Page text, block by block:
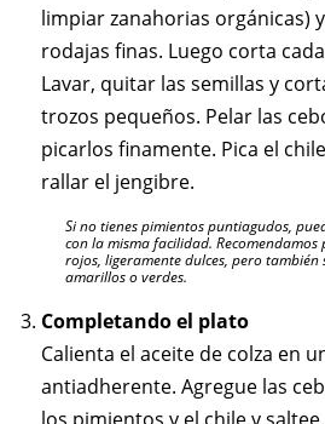
limpiar zanahorias orgánicas)
rodajas finas. Luego corta
Lavar, quitar las semillas y
trozos pequeños. Pelar las
picarlos finamente. Pica el
rallar el jengibre.
Si no tienes pimientos puntiagudos,
con la misma facilidad.
rojos, ligeramente dulces, pero
amarillos o verdes.
Completando el plato
Calienta el aceite de colza en
antiadherente. Agregue las